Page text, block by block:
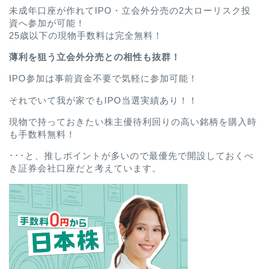
未成年口座が作れてIPO・立会外分売の2大ローリスク投
資へ参加が可能！
25歳以下の現物手数料は完全無料！
薄利を狙う立会外分売との相性も抜群！
IPO参加は事前資金不要で気軽に参加可能！
それでいて我が家でもIPO当選実績あり！！
現物で持っておきたい株主優待利回りの高い銘柄を購入時
も手数料無料！
･･･と、推しポイントが多いので最優先で開設しておくべ
き証券会社口座だと考えています。
プロフィール
お問い合わせ